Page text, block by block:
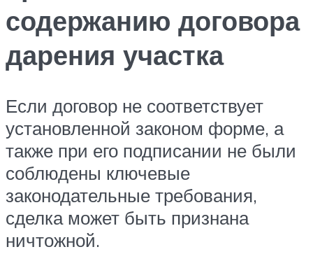
содержанию договора
дарения участка
Если договор не соответствует
установленной законом форме, а
также при его подписании не были
соблюдены ключевые
законодательные требования,
сделка может быть признана
ничтожной.